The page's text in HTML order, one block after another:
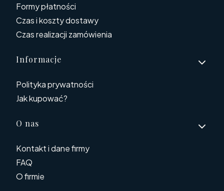
Formy płatności
Czas i koszty dostawy
Czas realizacji zamówienia
Informacje
Polityka prywatności
Jak kupować?
O nas
Kontakt i dane firmy
FAQ
O firmie